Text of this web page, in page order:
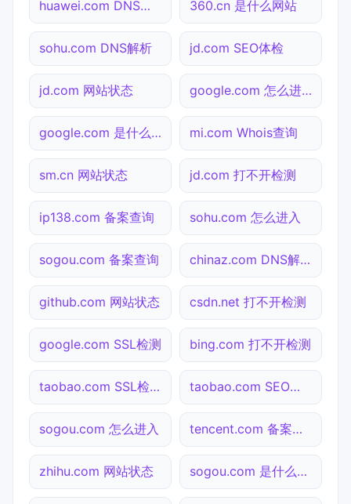
huawei.com DNS解析 360.cn 是什么网站
sohu.com DNS解析 jd.com SEO体检
jd.com 网站状态 google.com 怎么进入
google.com 是什么网站 mi.com Whois查询
sm.cn 网站状态 jd.com 打不开检测
ip138.com 备案查询 sohu.com 怎么进入
sogou.com 备案查询 chinaz.com DNS解析
github.com 网站状态 csdn.net 打不开检测
google.com SSL检测 bing.com 打不开检测
taobao.com SSL检测 taobao.com SEO体检
sogou.com 怎么进入 tencent.com 备案查询
zhihu.com 网站状态 sogou.com 是什么网站